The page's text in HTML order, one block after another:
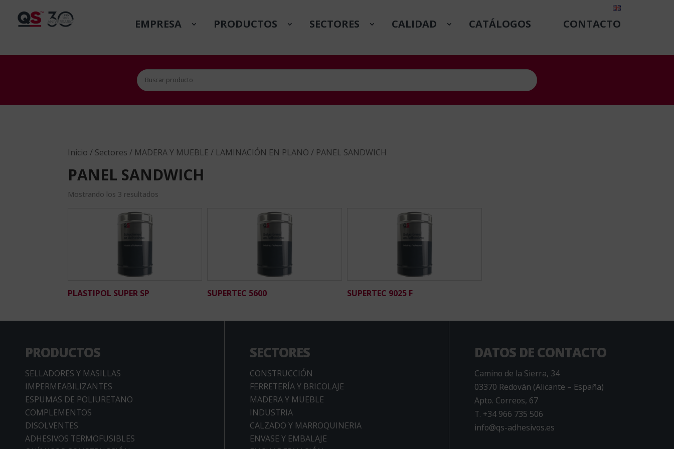
EMPRESA PRODUCTOS SECTORES CALIDAD CATÁLOGOS CONTACTO
Inicio / Sectores / MADERA Y MUEBLE / LAMINACIÓN EN PLANO / PANEL SANDWICH
PANEL SANDWICH
Mostrando los 3 resultados
PLASTIPOL SUPER SP SUPERTEC 5600 SUPERTEC 9025 F
PRODUCTOS
SELLADORES Y MASILLAS
IMPERMEABILIZANTES
ESPUMAS DE POLIURETANO
COMPLEMENTOS
DISOLVENTES
ADHESIVOS TERMOFUSIBLES
SECTORES
CONSTRUCCIÓN
FERRETERÍA Y BRICOLAJE
MADERA Y MUEBLE
INDUSTRIA
CALZADO Y MARROQUINERIA
ENVASE Y EMBALAJE
DATOS DE CONTACTO
Camino de la Sierra, 34
03370 Redován (Alicante – España)
Apto. Correos, 67
T. +34 966 735 506
info@qs-adhesivos.es